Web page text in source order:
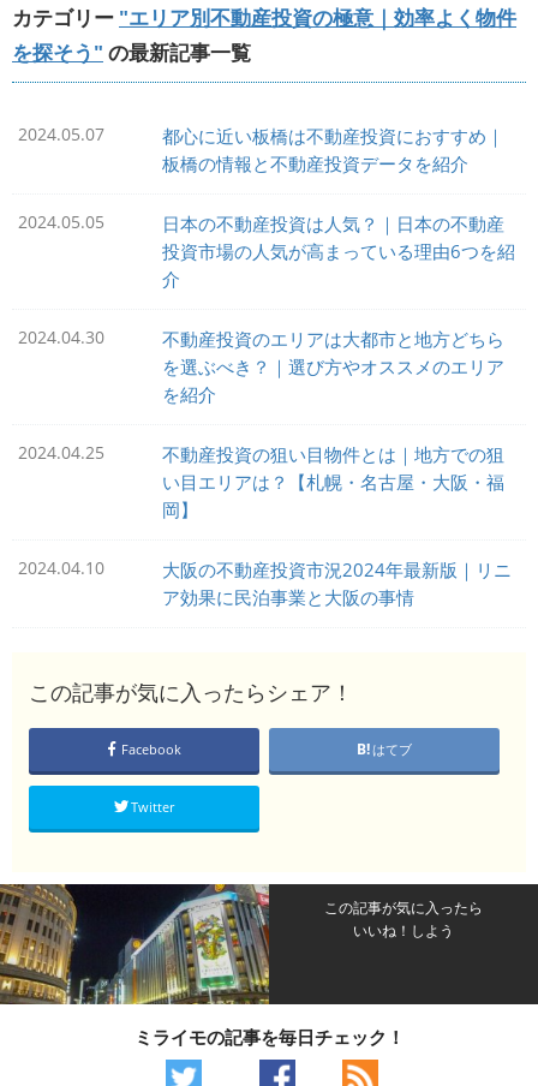
カテゴリー "エリア別不動産投資の極意｜効率よく物件
を探そう" の最新記事一覧
2024.05.07
都心に近い板橋は不動産投資におすすめ｜
板橋の情報と不動産投資データを紹介
2024.05.05
日本の不動産投資は人気？｜日本の不動産
投資市場の人気が高まっている理由6つを紹
介
2024.04.30
不動産投資のエリアは大都市と地方どちら
を選ぶべき？｜選び方やオススメのエリア
を紹介
2024.04.25
不動産投資の狙い目物件とは｜地方での狙
い目エリアは？【札幌・名古屋・大阪・福
岡】
2024.04.10
大阪の不動産投資市況2024年最新版｜リニ
ア効果に民泊事業と大阪の事情
この記事が気に入ったらシェア！
Facebook はてブ
Twitter
この記事が気に入ったら
いいね！しよう
ミライモの記事を毎日チェック！